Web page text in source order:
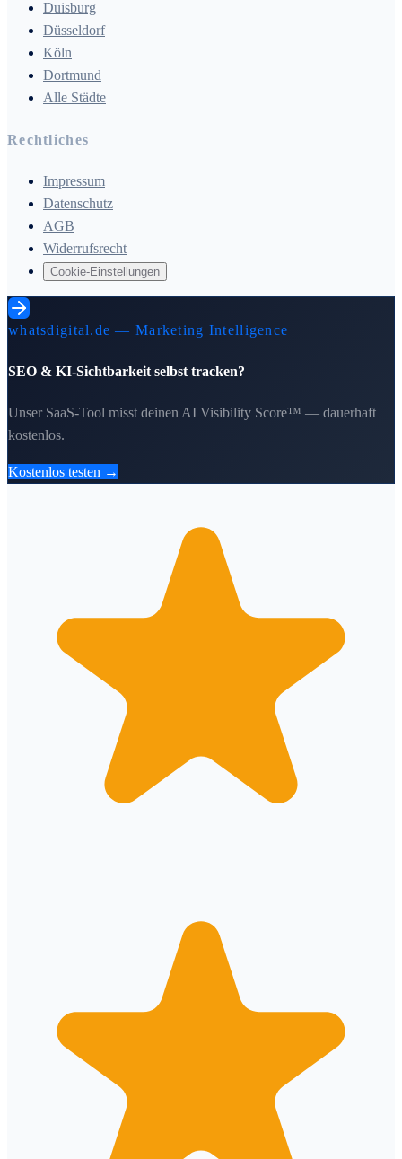
Duisburg
Düsseldorf
Köln
Dortmund
Alle Städte
Rechtliches
Impressum
Datenschutz
AGB
Widerrufsrecht
Cookie-Einstellungen
whatsdigital.de — Marketing Intelligence
SEO & KI-Sichtbarkeit selbst tracken?
Unser SaaS-Tool misst deinen AI Visibility Score™ — dauerhaft
kostenlos.
Kostenlos testen →